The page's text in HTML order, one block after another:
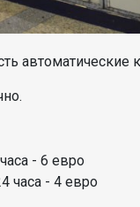
автоматические
- 6 евро
часа - 4 евро